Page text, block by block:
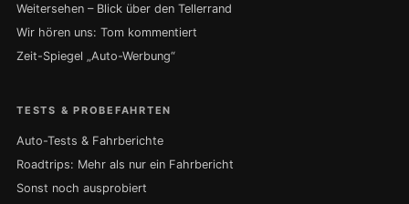
Weitersehen – Blick über den Tellerrand
Wir hören uns: Tom kommentiert
Zeit-Spiegel „Auto-Werbung“
TESTS & PROBEFAHRTEN
Auto-Tests & Fahrberichte
Roadtrips: Mehr als nur ein Fahrbericht
Sonst noch ausprobiert